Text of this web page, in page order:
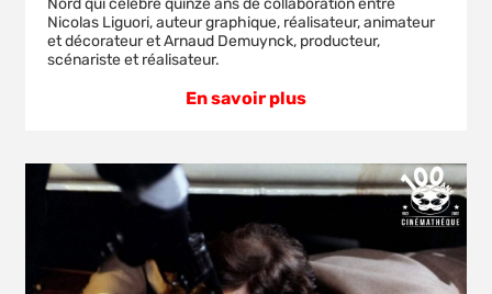
Nord qui célèbre quinze ans de collaboration entre
Nicolas Liguori, auteur graphique, réalisateur, animateur
et décorateur et Arnaud Demuynck, producteur,
scénariste et réalisateur.
En savoir plus